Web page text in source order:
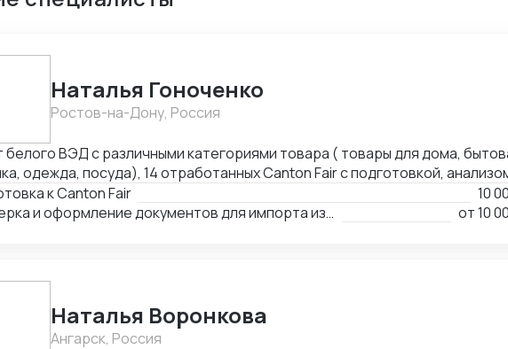
Наталья Гоноченко
Ростов-на-Дону, Россия
белого ВЭД с различными категориями товара ( товары для дома,
одежда, посуда), 14 отработанных Canton Fair с подготовкой,
матрицы. Подготовка полного пакета документов
сертификацию, образцы, ввоз и оформление. Оформление полного
к Canton Fair
10
Проверка и оформление документов для импорта из Китая
от10
Наталья Воронкова
Ангарск, Россия